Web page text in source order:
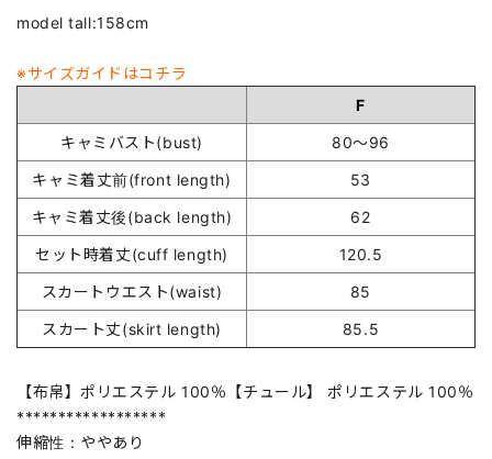
model tall:158cm
※サイズガイドはコチラ
F
キャミバスト(bust)
80～96
キャミ着丈前(front length)
53
キャミ着丈後(back length)
62
セット時着丈(cuff length)
120.5
スカートウエスト(waist)
85
スカート丈(skirt length)
85.5
【布帛】ポリエステル 100％【チュール】 ポリエステル 100％
******************
伸縮性：ややあり